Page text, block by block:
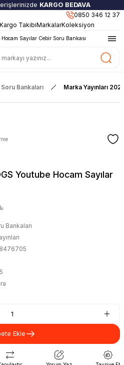
KARGO BEDAVA
Odaklı Kaynaklar
TakibiMarkalarKoleksiyon
0850 346 12 37
Soru Bankaları Marka Yayınları
Youtube Hocam Sayılar
Bankaları
Ekle